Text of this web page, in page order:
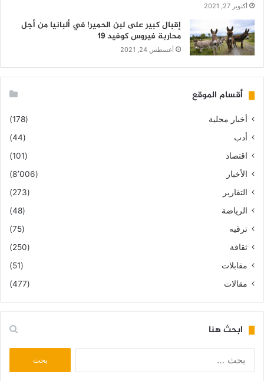
أكتوبر 27, 2021
إقبال كبير على لبن الحمير! في ألبانيا من أجل
محاربة فيروس كوفيد 19
أغسطس 24, 2021
أقسام الموقع
أخبار محلية
(178)
أدب
(44)
اقتصاد
(101)
الأخبار
(8٬006)
التقارير
(273)
الرياضة
(48)
ترقيه
(75)
ثقافة
(250)
مقابلات
(51)
مقالات
(477)
ابحث هنا